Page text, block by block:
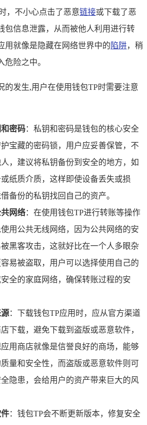
，不小心点击了恶意链接或下载了恶
包信息泄露，从而被他人利用进行转
用就像是隐藏在网络世界中的 陷阱，稍
危险之中。
的发生,用户在使用钱包TP时需要注意
密码：私钥和密码是钱包的核心安全
宝藏的密码锁，用户应妥善保管，不
，建议将私钥备份到安全的地方，如
纸质介质，这样即使设备丢失或损
备份的私钥找回自己的资产。
网络：在使用钱包TP进行转账等操作
用公共无线网络，因为公共网络的安
黑客攻击，这就好比在一个人多眼杂
易被盗取，用户可以选择使用自己的
全的家庭网络，确保转账过程的安
：下载钱包TP应用时，应从官方渠道
下载，避免下载到盗版或恶意软件，
用商店就像是信誉良好的商场，能够
量和安全性，而盗版或恶意软件则可
隐患，会给用户的资产带来巨大的风
：钱包TP会不断更新版本，修复安全